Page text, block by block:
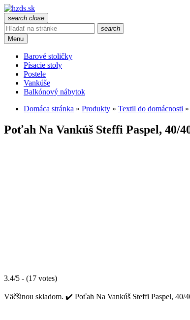
search close
search
Menu
Barové stoličky
Písacie stoly
Postele
Vankúše
Balkónový nábytok
Domáca stránka » Produkty » Textil do domácnosti »
Poťah Na Vankúš Steffi Paspel, 40/
3.4/5 - (17 votes)
Väčšinou skladom. ✔️ Poťah Na Vankúš Steffi Paspel, 40/